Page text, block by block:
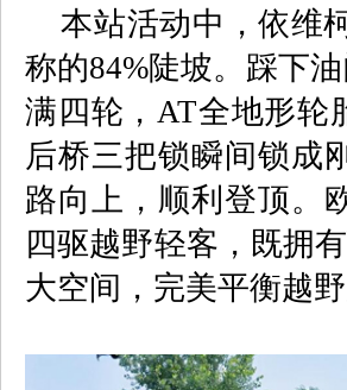
本站活动中，依维
称的84%陡坡。踩下
满四轮， AT全地形轮
后桥三把锁瞬间锁成
路向上，顺利登顶。
四驱越野轻客，既拥
大空间，完美平衡越